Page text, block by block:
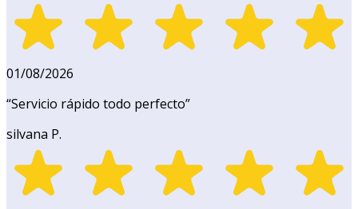
01/08/2026
“Servicio rápido todo perfecto”
silvana P.